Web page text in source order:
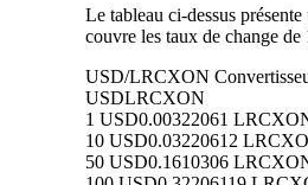
Le tableau ci-dessus
couvre les taux de change
USD/LRCXON
USDLRCXON
1 USD0.00322061
10 USD0.03220612
50 USD0.1610306